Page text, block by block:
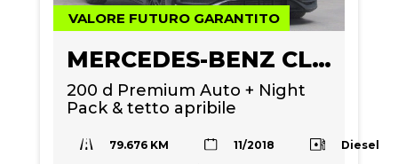
VALORE FUTURO GARANTITO
MERCEDES-BENZ CLA 200
200 d Premium Auto + Night
Pack & tetto apribile
79.676 KM 11/2018 Diesel